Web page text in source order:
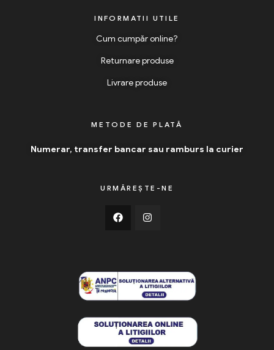
INFORMATII UTILE
Cum cumpăr online?
Returnare produse
Livrare produse
METODE DE PLATĂ
Numerar, transfer bancar sau ramburs la curier
URMĂREȘTE-NE